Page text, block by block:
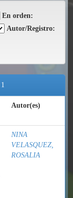
En orden:
Autor/Registro:
Autor(es)
NINA
VELASQUEZ,
ROSALIA